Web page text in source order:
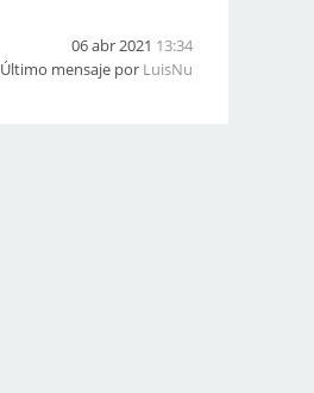
06 abr 2021 13:34
Último mensaje por LuisNu